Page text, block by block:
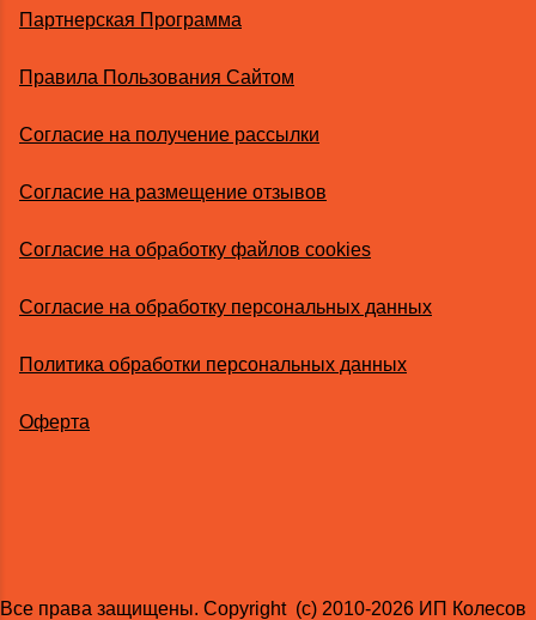
Партнерская Программа
Правила Пользования Сайтом
Согласие на получение рассылки
Согласие на размещение отзывов
Согласие на обработку файлов cookies
Согласие на обработку персональных данных
Политика обработки персональных данных
Оферта
Все права защищены. Copyright (с) 2010-2026 ИП Колесов